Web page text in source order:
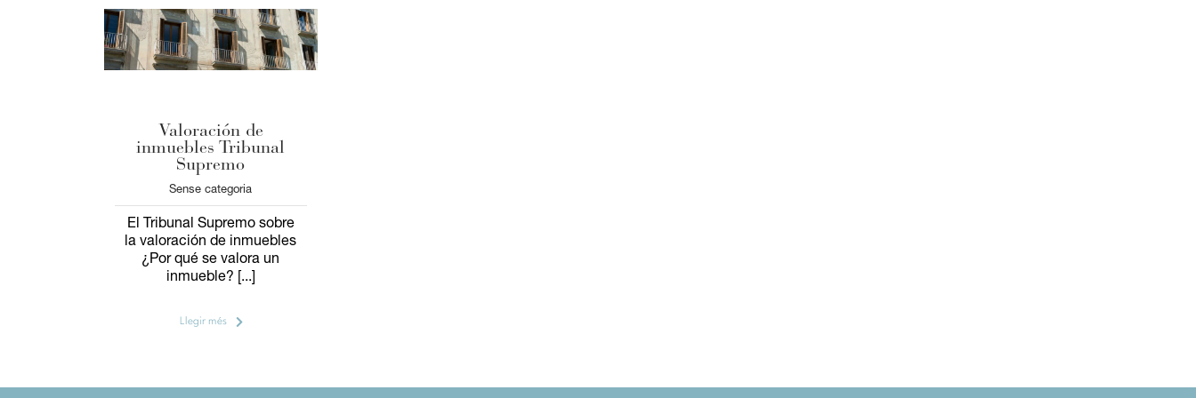
Valoración de
inmuebles Tribunal
Supremo
Sense categoria
El Tribunal Supremo sobre
la valoración de inmuebles
¿Por qué se valora un
inmueble? [...]
Llegir més